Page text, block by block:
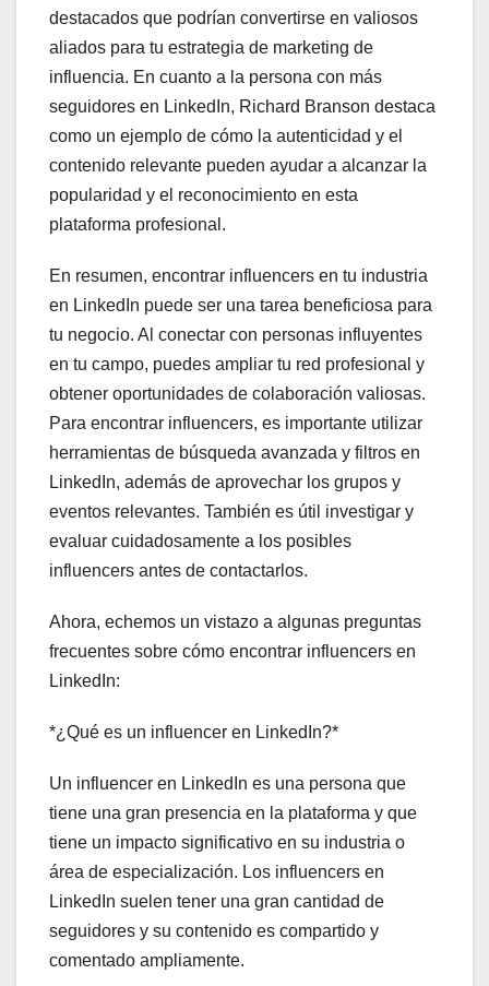
destacados que podrían convertirse en valiosos
aliados para tu estrategia de marketing de
influencia. En cuanto a la persona con más
seguidores en LinkedIn, Richard Branson destaca
como un ejemplo de cómo la autenticidad y el
contenido relevante pueden ayudar a alcanzar la
popularidad y el reconocimiento en esta
plataforma profesional.
En resumen, encontrar influencers en tu industria
en LinkedIn puede ser una tarea beneficiosa para
tu negocio. Al conectar con personas influyentes
en tu campo, puedes ampliar tu red profesional y
obtener oportunidades de colaboración valiosas.
Para encontrar influencers, es importante utilizar
herramientas de búsqueda avanzada y filtros en
LinkedIn, además de aprovechar los grupos y
eventos relevantes. También es útil investigar y
evaluar cuidadosamente a los posibles
influencers antes de contactarlos.
Ahora, echemos un vistazo a algunas preguntas
frecuentes sobre cómo encontrar influencers en
LinkedIn:
*¿Qué es un influencer en LinkedIn?*
Un influencer en LinkedIn es una persona que
tiene una gran presencia en la plataforma y que
tiene un impacto significativo en su industria o
área de especialización. Los influencers en
LinkedIn suelen tener una gran cantidad de
seguidores y su contenido es compartido y
comentado ampliamente.